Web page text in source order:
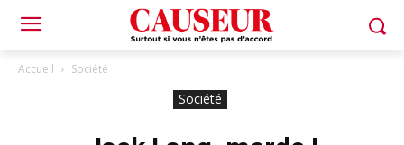
Accueil Société
Société